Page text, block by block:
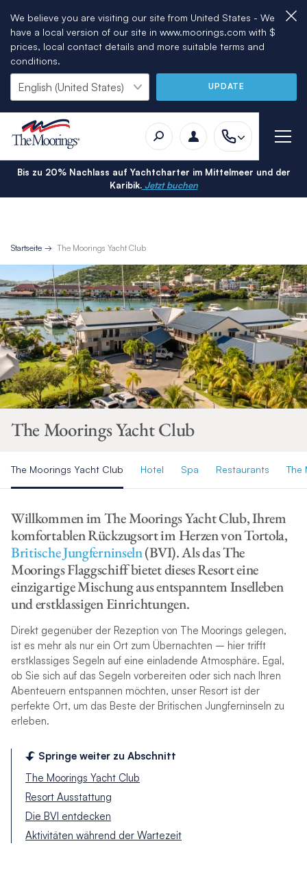
We believe you are visiting our site from United States - We
have a local version of our site in www.moorings.com with $
prices, local contact details and more suitable terms and
conditions.
UPDATE
Bis zu 20% Nachlass auf Yachtcharter im Mittelmeer und der
Karibik.Jetzt buchen
Startseite The Moorings Yacht Club
The Moorings Yacht Club
The Moorings Yacht Club Hotel Spa Restaurants The
Willkommen im The Moorings Yacht Club, Ihrem
komfortablen Rückzugsort im Herzen von Tortola,
Britische Jungferninseln(BVI). Als das The
Moorings Flaggschiff bietet dieses Resort eine
einzigartige Mischung aus entspanntem Inselleben
und erstklassigen Einrichtungen.
Direkt gegenüber der Rezeption von The Moorings gelegen,
ist es mehr als nur ein Ort zum Übernachten – hier trifft
erstklassiges Segeln auf eine einladende Atmosphäre. Egal,
ob Sie sich auf das Segeln vorbereiten oder sich nach Ihren
Abenteuern entspannen möchten, unser Resort ist der
perfekte Ort, um das Beste der Britischen Jungferninseln zu
erleben.
Springe weiter zu Abschnitt
The Moorings Yacht Club
Resort Ausstattung
Die BVI entdecken
Aktivitäten während der Wartezeit